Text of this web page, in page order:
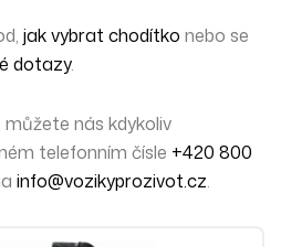
jak vybrat chodítko nebo se
dotazy.
můžete nás kdykoliv
telefonním čísle +420 800
info@vozikyprozivot.cz.